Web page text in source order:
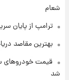
شعام
ترامپ از پایان
بهترین مقاصد
شد